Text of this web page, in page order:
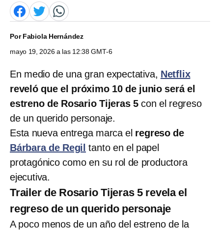
PorFabiola Hernández
mayo 19, 2026 a las 12:38 GMT-6
En medio de una gran expectativa, Netflix
reveló que el próximo 10 de junio será el
estreno de Rosario Tijeras 5con el regreso
de un querido personaje.
Esta nueva entrega marca el regreso de
Bárbara de Regil tanto en el papel
protagónico como en su rol de productora
ejecutiva.
Trailer de Rosario Tijeras 5 revela el
regreso de un querido personaje
A poco menos de un año del estreno de la